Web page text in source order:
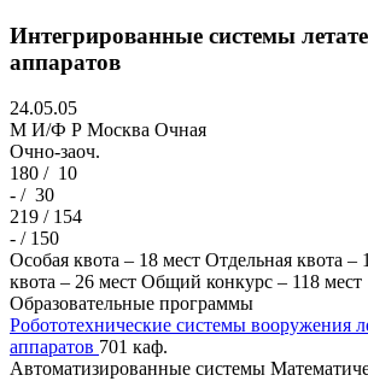
Интегрированные системы
аппаратов
24.05.05
M И/Ф Р Москва Очная
Очно-заоч.
180 / 10
- / 30
219 / 154
- / 150
Особая квота – 18 мест Отдельная квота –
квота – 26 мест Общий конкурс – 118 мест
Образовательные программы
Робототехнические системы вооружения
аппаратов 701 каф.
Автоматизированные системы